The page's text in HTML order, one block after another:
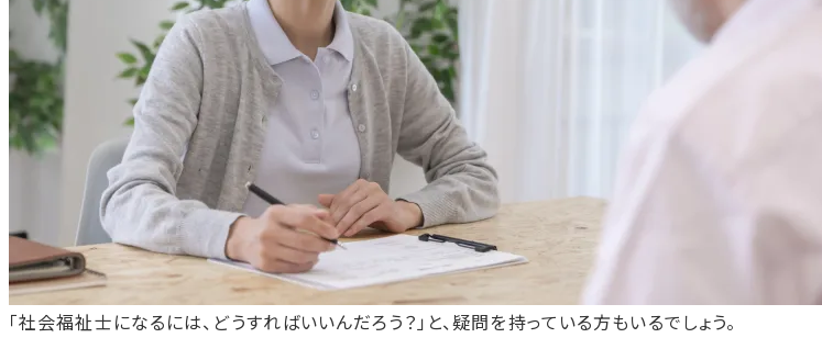
「社会福祉士になるには、どうすればいいんだろう？」と、疑問を持っている方もいるでしょう。